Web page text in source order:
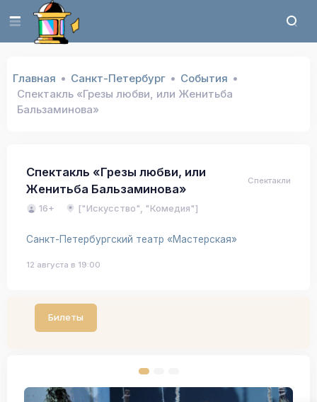
Главная Санкт-Петербург
События
Спектакль «Грезы любви, или Женитьба
Бальзаминова»
Спектакль «Грезы любви, или
Женитьба Бальзаминова»
Спектакли
16+ ["Искусство", "Комедия"]
Санкт-Петербургский театр «Мастерская»
12 августа в 19:00
Билеты